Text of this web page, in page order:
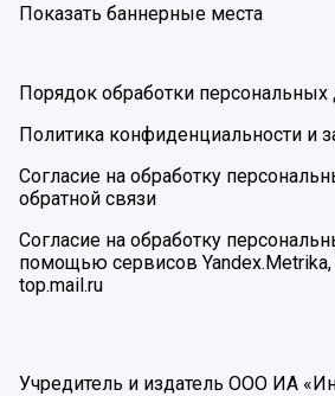
Показать баннерные места
Порядок обработки
Политика конфиденциальности и
Согласие на обработку
обратной связи
Согласие на обработку
помощью сервисов Yandex.Metrika,
top.mail.ru
Учредитель и издатель ООО ИА